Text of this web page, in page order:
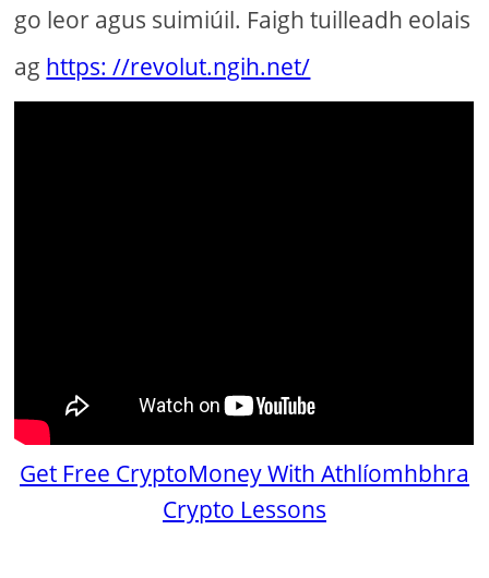
go leor agus suimiúil. Faigh tuilleadh eolais
ag https: //revolut.ngih.net/
Get Free CryptoMoney With Athlíomhbhra
Crypto Lessons